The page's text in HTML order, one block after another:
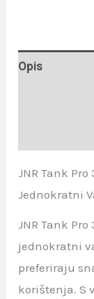
Opis
JNR Tank
Jednokratni
JNR Tank
jednokratni
preferiraju
korištenja. S